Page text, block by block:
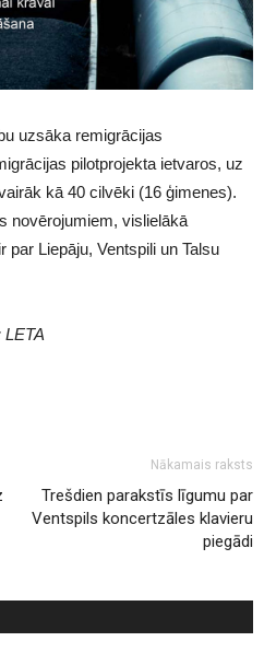
uzsāka remigrācijas
pilotprojekta ietvaros, uz
kā 40 cilvēki (16 ģimenes).
novērojumiem, vislielākā
par Liepāju, Ventspili un Talsu
LETA
Nākamais raksts
Trešdien parakstīs līgumu par
Ventspils koncertzāles klavieru
piegādi